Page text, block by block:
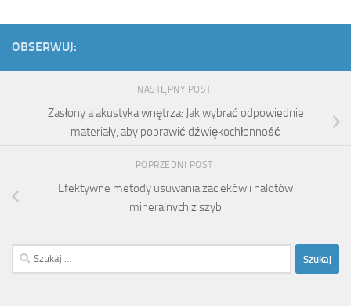
OBSERWUJ:
NASTĘPNY POST
Zasłony a akustyka wnętrza: Jak wybrać odpowiednie
materiały, aby poprawić dźwiękochłonność
POPRZEDNI POST
Efektywne metody usuwania zacieków i nalotów
mineralnych z szyb
Szukaj: